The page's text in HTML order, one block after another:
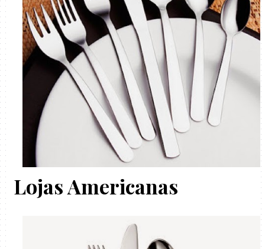
Lojas Americanas